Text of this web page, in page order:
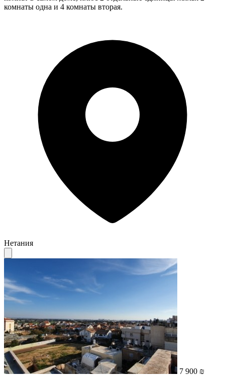
комнаты одна и 4 комнаты вторая.
Нетания
7 900 ₪